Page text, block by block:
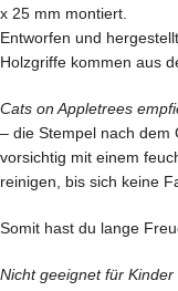
x 25 mm montiert.
Entworfen und
Holzgriffe kommen aus
Cats on Appletrees
– die Stempel nach dem
vorsichtig mit einem
reinigen, bis sich keine
Somit hast du lange
Nicht geeignet für